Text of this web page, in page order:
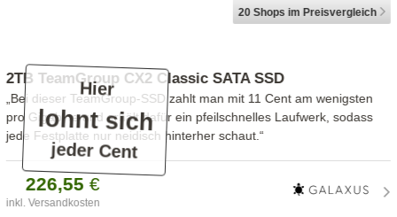
20 Shopsim Preisvergleich
Hier
lohnt sich
jeder Cent
2TB TeamGroup CX2 Classic SATA SSD
„Bei dieser TeamGroup-SSD zahlt man mit 11 Cent am wenigsten
pro Gigabyte und erhält dafür ein pfeilschnelles Laufwerk, sodass
jede Festplatte nur neidisch hinterher schaut.“
226,55 €
inkl. Versandkosten